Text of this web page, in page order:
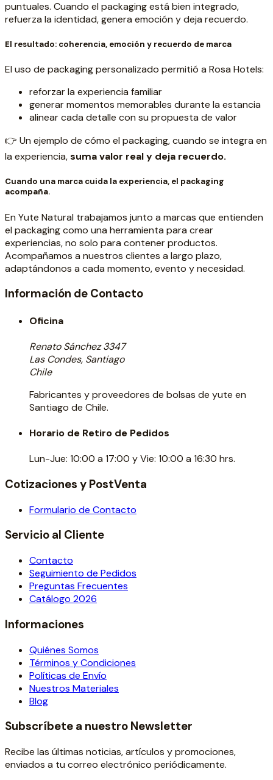
puntuales. Cuando el packaging está bien integrado,
refuerza la identidad, genera emoción y deja recuerdo.
El resultado: coherencia, emoción y recuerdo de marca
El uso de packaging personalizado permitió a Rosa Hotels:
reforzar la experiencia familiar
generar momentos memorables durante la estancia
alinear cada detalle con su propuesta de valor
👉 Un ejemplo de cómo el packaging, cuando se integra en
la experiencia,suma valor real y deja recuerdo.
Cuando una marca cuida la experiencia, el packaging
acompaña.
En Yute Natural trabajamos junto a marcas que entienden
el packaging como una herramienta para crear
experiencias, no solo para contener productos.
Acompañamos a nuestros clientes a largo plazo,
adaptándonos a cada momento, evento y necesidad.
Información de Contacto
Oficina
Renato Sánchez 3347
Las Condes, Santiago
Chile
Fabricantes y proveedores de bolsas de yute en
Santiago de Chile.
Horario de Retiro de Pedidos
Lun-Jue: 10:00 a 17:00 y Vie: 10:00 a 16:30 hrs.
Cotizaciones y PostVenta
Formulario de Contacto
Servicio al Cliente
Contacto
Seguimiento de Pedidos
Preguntas Frecuentes
Catálogo 2026
Informaciones
Quiénes Somos
Términos y Condiciones
Políticas de Envío
Nuestros Materiales
Blog
Subscríbete a nuestro Newsletter
Recibe las últimas noticias, artículos y promociones,
enviados a tu correo electrónico periódicamente.